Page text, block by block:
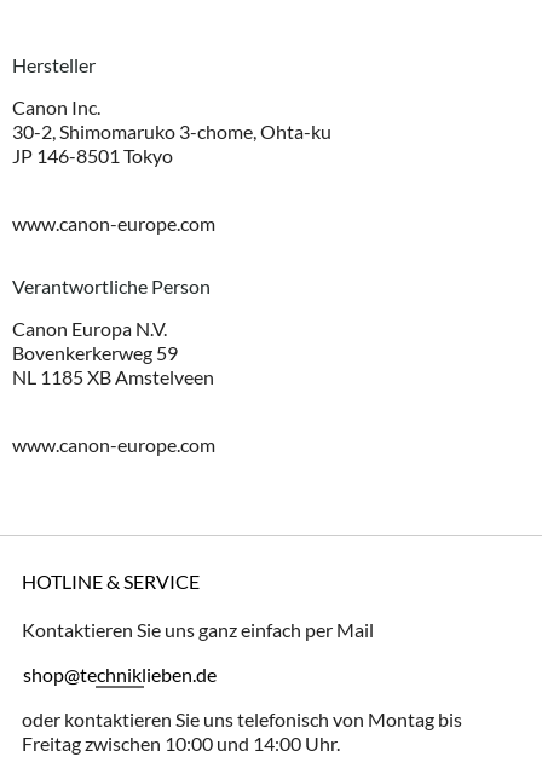
Hersteller
Canon Inc.
30-2, Shimomaruko 3-chome, Ohta-ku
JP 146-8501 Tokyo
www.canon-europe.com
Verantwortliche Person
Canon Europa N.V.
Bovenkerkerweg 59
NL 1185 XB Amstelveen
www.canon-europe.com
HOTLINE & SERVICE
Kontaktieren Sie uns ganz einfach per Mail
shop@techniklieben.de
oder kontaktieren Sie uns telefonisch von Montag bis
Freitag zwischen 10:00 und 14:00 Uhr.